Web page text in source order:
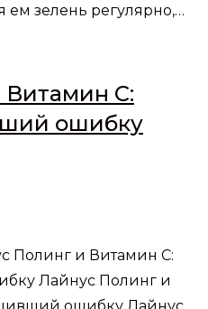
зелень регулярно,…
С:
ошибку
Полинг и Витамин С:
Лайнус Полинг и